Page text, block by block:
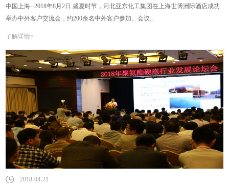
中国上海--2018年8月2日 盛夏时节，河北亚东化工集团在上海世博洲际酒店成功
举办中外客户交流会，约200余名中外客户参加。会议...
了解详情>
2018-04-21